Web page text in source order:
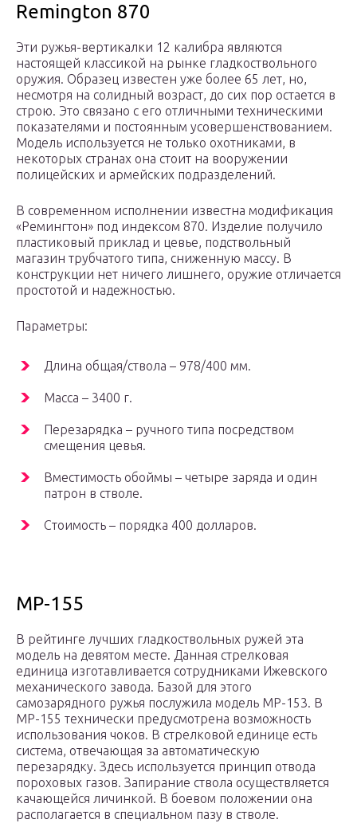
Remington 870
Эти ружья-вертикалки 12 калибра являются
настоящей классикой на рынке гладкоствольного
оружия. Образец известен уже более 65 лет, но,
несмотря на солидный возраст, до сих пор остается в
строю. Это связано с его отличными техническими
показателями и постоянным усовершенствованием.
Модель используется не только охотниками, в
некоторых странах она стоит на вооружении
полицейских и армейских подразделений.
В современном исполнении известна модификация
«Ремингтон» под индексом 870. Изделие получило
пластиковый приклад и цевье, подствольный
магазин трубчатого типа, сниженную массу. В
конструкции нет ничего лишнего, оружие отличается
простотой и надежностью.
Параметры:
Длина общая/ствола – 978/400 мм.
Масса – 3400 г.
Перезарядка – ручного типа посредством
смещения цевья.
Вместимость обоймы – четыре заряда и один
патрон в стволе.
Стоимость – порядка 400 долларов.
МР-155
В рейтинге лучших гладкоствольных ружей эта
модель на девятом месте. Данная стрелковая
единица изготавливается сотрудниками Ижевского
механического завода. Базой для этого
самозарядного ружья послужила модель МР-153. В
МР-155 технически предусмотрена возможность
использования чоков. В стрелковой единице есть
система, отвечающая за автоматическую
перезарядку. Здесь используется принцип отвода
пороховых газов. Запирание ствола осуществляется
качающейся личинкой. В боевом положении она
располагается в специальном пазу в стволе.